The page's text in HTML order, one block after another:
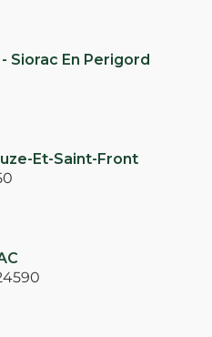
- Siorac En Perigord
Et-Saint-Front